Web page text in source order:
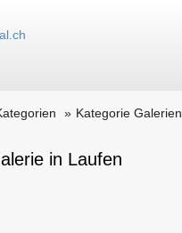
Kategorie Galerien
in Laufen